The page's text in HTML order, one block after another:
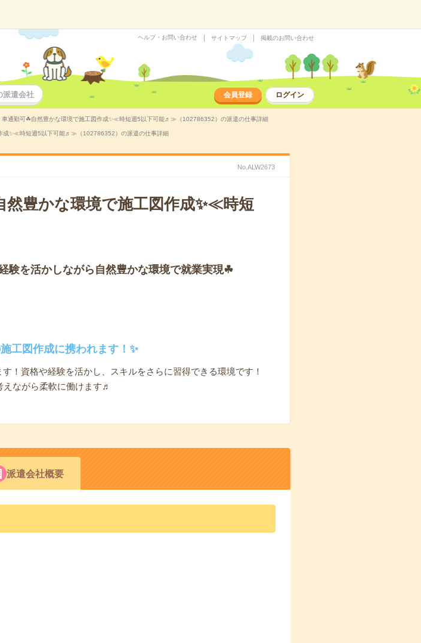
ヘルプ・お問い合わせ サイトマップ 掲載のお問い合わせ
派遣会社 会員登録 ログイン
車通勤可☘自然豊かな環境で施工図作成✨≪時短週5以下可能♬≫（102786352）の派遣の仕事詳細
成✨≪時短週5以下可能♬≫（102786352）の派遣の仕事詳細
No.ALW2673
然豊かな環境で施工図作成✨≪時短
験を活かしながら自然豊かな環境で就業実現☘
図作成に携われます！✨
！資格や経験を活かし、スキルをさらに習得できる環境です！
えながら柔軟に働けます♬
派遣会社概要